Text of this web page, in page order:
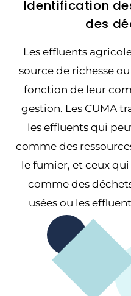
Identification
des
Les effluents
source de richesse
fonction de leur
gestion. Les CUMA
les effluents qui
comme des
le fumier, et ceux
comme des
usées ou les